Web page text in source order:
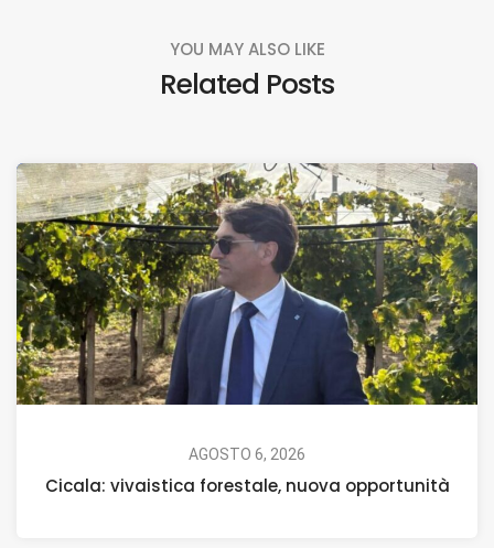
YOU MAY ALSO LIKE
Related Posts
AGOSTO 6, 2026
Cicala: vivaistica forestale, nuova opportunità